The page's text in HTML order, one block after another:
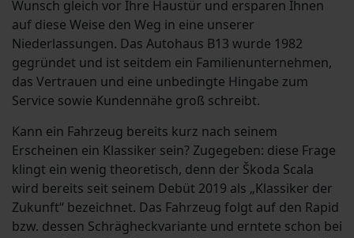
Wunsch gleich vor Ihre Haustür und ersparen Ihnen
auf diese Weise den Weg in eine unserer
Niederlassungen. Das Autohaus B13 wurde 1982
gegründet und ist seitdem ein Familienunternehmen,
das Vertrauen und eine unbedingte Hingabe zum
Service sowie Kundennähe groß schreibt.
Kann ein Fahrzeug bereits kurz nach seinem
Erscheinen ein Klassiker sein? Zugegeben: diese Frage
klingt ein wenig theoretisch, denn der Škoda Scala
wird bereits seit seinem Debüt 2019 als „Klassiker der
Zukunft“ bezeichnet. Das Fahrzeug folgt auf den Rapid
bzw. dessen Schrägheckvariante und erntete schon bei